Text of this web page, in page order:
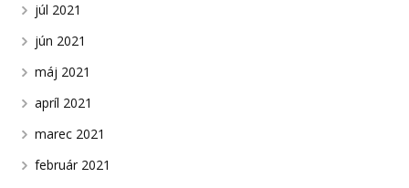
júl 2021
jún 2021
máj 2021
apríl 2021
marec 2021
február 2021